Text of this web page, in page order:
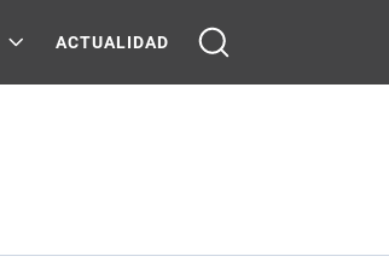
ACTUALIDAD